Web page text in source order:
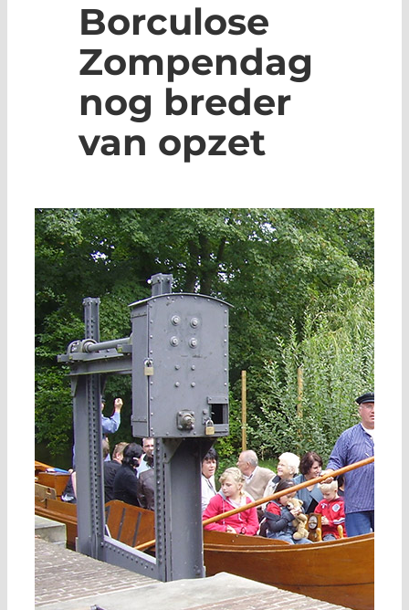
Borculose
Zompendag
nog breder
van opzet